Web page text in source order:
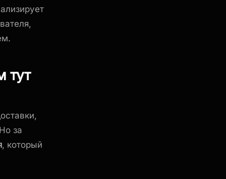
тут
за
, который